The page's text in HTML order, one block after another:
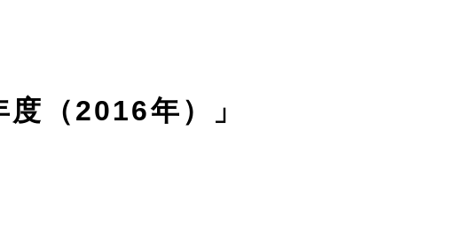
度（2016年）」